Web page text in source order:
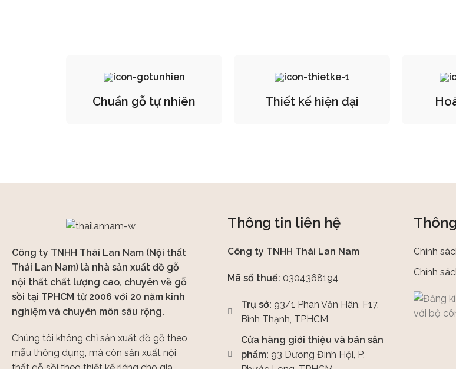
Chuẩn gỗ tự nhiên Thiết kế hiện đại
Công ty TNHH Thái Lan Nam (Nội thất
Thái Lan Nam) là nhà sản xuất đồ gỗ
nội thất chất lượng cao, chuyên về gỗ
sồi tại TPHCM từ 2006 với 20 năm kinh
nghiệm và chuyên môn sâu rộng.
Chúng tôi không chỉ sản xuất đồ gỗ theo
mẫu thông dụng, mà còn sản xuất nội
Thông tin liên hệ
Công ty TNHH Thái Lan Nam
Mã số thuế: 0304368194
Trụ sở: 93/1 Phan Văn Hân, F17,
Bình Thạnh, TPHCM
Cửa hàng giới thiệu và bán sản
phẩm: 93 Dương Đình Hội, P.
Chính
Chính